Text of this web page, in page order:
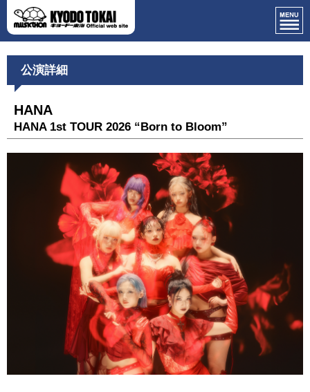
公演詳細
HANA
HANA 1st TOUR 2026 “Born to Bloom”